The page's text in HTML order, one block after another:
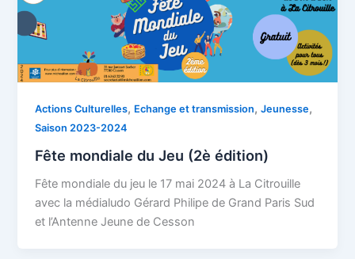
Actions Culturelles, Echange et transmission,Jeunesse,
Saison 2023-2024
Fête mondiale du Jeu (2è édition)
Fête mondiale du jeu le 17 mai 2024 à La Citrouille
avec la médialudo Gérard Philipe de Grand Paris Sud
et l’Antenne Jeune de Cesson